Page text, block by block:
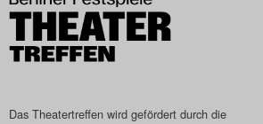
Das Theatertreffen wird gefördert durch die